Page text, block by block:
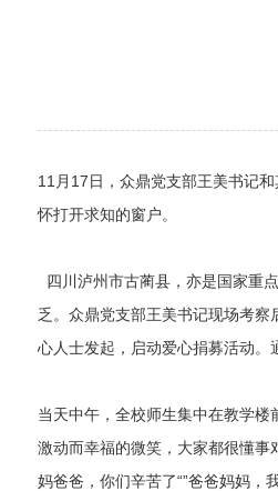
11月17日，众鼎党支部王美书记
怀打开求知的窗户。
四川泸州市古蔺县，亦是国家重
乏。众鼎党支部王美书记现场考
心人士发起，启动爱心捐募活动。
当天中午，全校师生集中在教学
激动而幸福的微笑，大家都很懂事
妈爸爸，你们辛苦了“”爸爸妈妈，